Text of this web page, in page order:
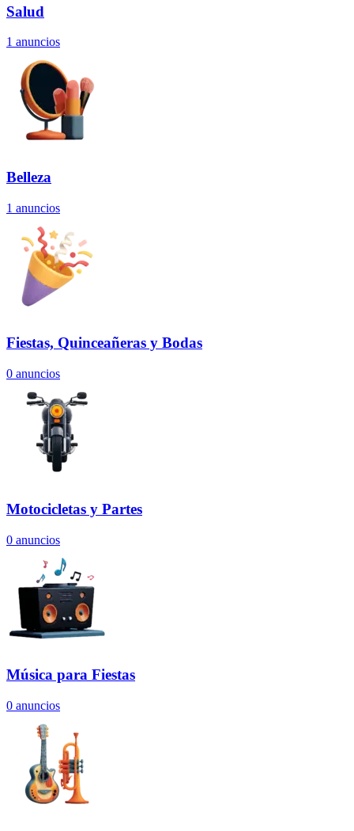
Salud
1 anuncios
Belleza
1 anuncios
Fiestas, Quinceañeras y Bodas
0 anuncios
Motocicletas y Partes
0 anuncios
Música para Fiestas
0 anuncios